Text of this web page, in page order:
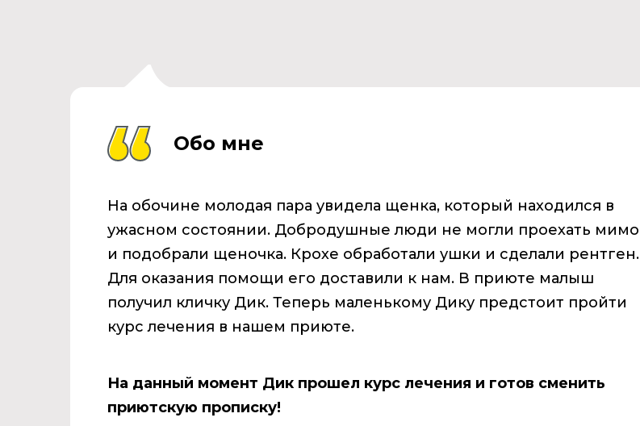
Обо мне
На обочине молодая пара увидела щенка, который находился в
ужасном состоянии. Добродушные люди не могли проехать мимо
и подобрали щеночка. Крохе обработали ушки и сделали рентген.
Для оказания помощи его доставили к нам. В приюте малыш
получил кличку Дик. Теперь маленькому Дику предстоит пройти
курс лечения в нашем приюте.
На данный момент Дик прошел курс лечения и готов сменить
приютскую прописку!